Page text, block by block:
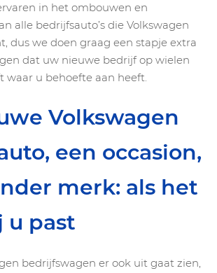
in het ombouwen en
alle bedrijfsauto’s die Volkswagen
dus we doen graag een stapje extra
dat uw nieuwe bedrijf op wielen
waar u behoefte aan heeft.
Volkswagen
een occasion,
merk: als het
u past
bedrijfswagen er ook uit gaat zien,